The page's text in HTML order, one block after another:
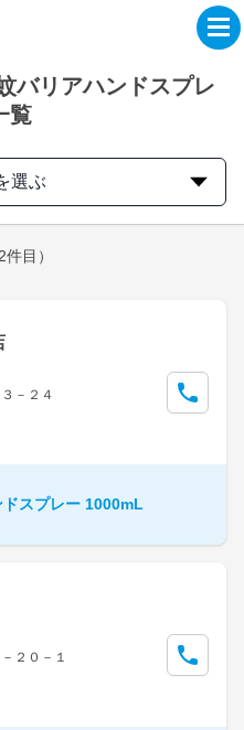
バリアハンドスプレ
覧
選ぶ
件目）
－２４
スプレー 1000mL
２０－１